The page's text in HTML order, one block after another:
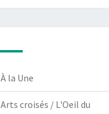
À la Une
Arts croisés / L'Oeil du